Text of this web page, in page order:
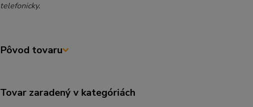
telefonicky.
Pôvod tovaru
Tovar zaradený v kategóriách